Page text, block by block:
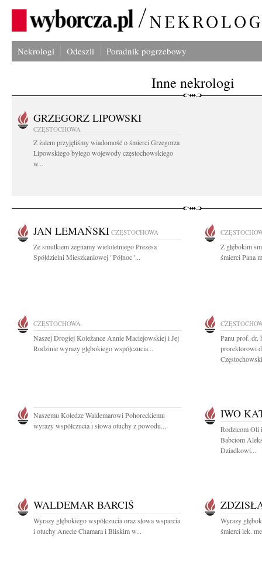
Nekrologi Odeszli Poradnik pogrzebowy
Inne nekrologi
GRZEGORZ LIPOWSKI
CZĘSTOCHOWA
Z żalem przyjęliśmy wiadomość o śmierci Grzegorza
Lipowskiego byłego wojewody częstochowskiego
w...
JAN LEMAŃSKI CZĘSTOCHOWA
Ze smutkiem żegnamy wieloletniego Prezesa
Spółdzielni Mieszkaniowej "Północ"...
Z głębokim
śmierci Pana
CZĘSTOCHOWA
Naszej Drogiej Koleżance Annie Maciejowskiej i Jej
Rodzinie wyrazy głębokiego współczucia...
Panu prof. dr.
prorektorowi
Naszemu Koledze Waldemarowi Pohoreckiemu
wyrazy współczucia i słowa otuchy z powodu...
IWO
Rodzicom Oli
Babciom
Dziadkowi...
WALDEMAR BARCIŚ
Wyrazy głębokiego współczucia oraz słowa wsparcia
i otuchy Anecie Chamara i Bliskim w...
Wyrazy
śmierci lek.